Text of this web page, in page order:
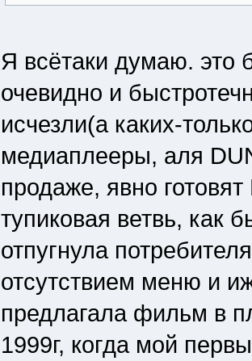
Я всётаки думаю. это
очевидно и
исчезли(а каких-
медиаплееры, аля
продаже, явно
тупиковая ветвь, как
отпугнула
отсутствием меню и
предлагала фильм в
1999г, когда мой